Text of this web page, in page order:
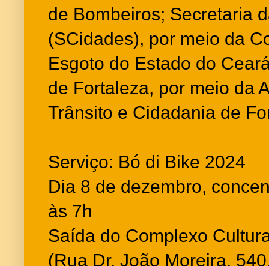
de Bombeiros; Secretaria
(SCidades), por meio da
Esgoto do Estado do
de Fortaleza, por meio da
Trânsito e Cidadania de
Serviço: Bó di Bike 2024
Dia 8 de dezembro,
às 7h
Saída do Complexo
(Rua Dr. João Moreira,